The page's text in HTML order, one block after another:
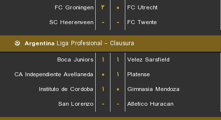
FC Groningen
۲ ۰
FC Utrecht
SC Heerenveen
- - FC Twente
Argentina Liga Profesional - Clausura
Boca Juniors
۱ ۱
Velez Sarsfield
CA Independiente Avellaneda
۰ ۱
Platense
Instituto de Cordoba
۱ ۰
Gimnasia Mendoza
San Lorenzo
- - Atletico Huracan